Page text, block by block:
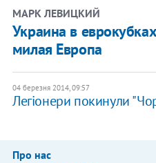
МАРК ЛЕВИЦКИЙ
Украина в
милая Европа
04 березня 2014, 09:57
Легіонери покинули
Про нас